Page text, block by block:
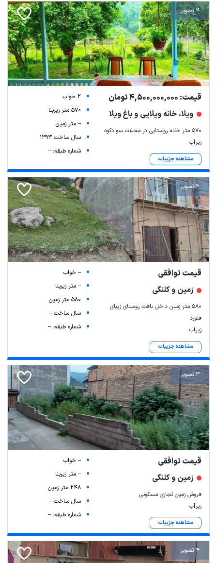
4 تصویر
قیمت: 4,500,000,000 تومان
ویلا، خانه ویلایی و باغ ویلا
570 متر خانه روستایی در محلات سوادکوه
زیرآب
مشاهده جزییات
2 خواب
570 متر زیربنا
-- متر زمین
سال ساخت 1393
شماره طبقه: --
4 تصویر
قیمت توافقی
زمین و کلنگی
580 متر زمین داخل بافت روستای زیبای
فلورد
زیرآب
مشاهده جزییات
-- خواب
-- متر زیربنا
580 متر زمین
سال ساخت --
شماره طبقه: --
3 تصویر
قیمت توافقی
زمین و کلنگی
فروش زمین تجاری مسکونی
زیرآب
مشاهده جزییات
-- خواب
-- متر زیربنا
248 متر زمین
سال ساخت --
شماره طبقه: --
4 تصویر